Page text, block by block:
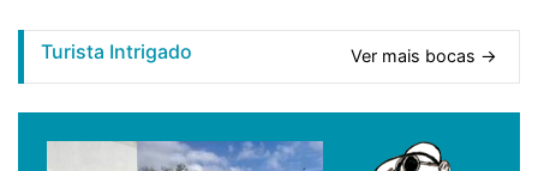
Turista Intrigado Ver mais bocas →